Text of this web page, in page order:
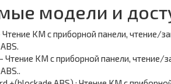
модели и
KM с приборной панели, чтение/
KM с приборной панели, чтение/